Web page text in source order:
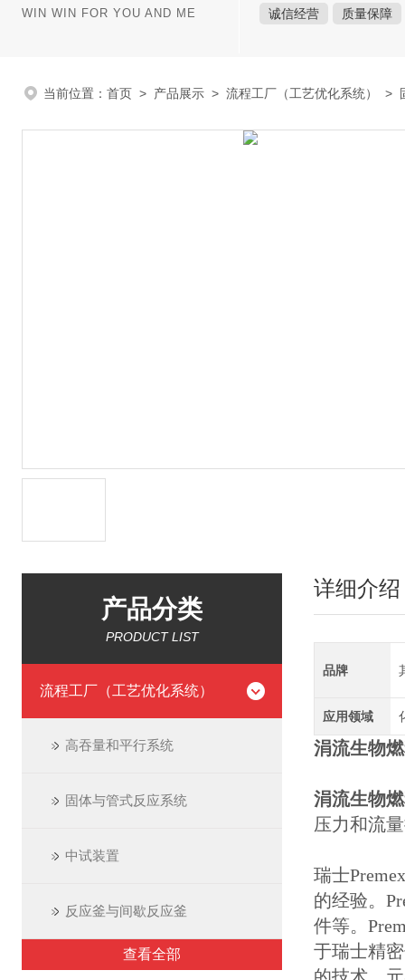
WIN WIN FOR YOU AND ME 诚信经营 质量保障
当前位置： 首页 > 产品展示 > 流程工厂（工艺优化系统） >
产品分类
PRODUCT LIST
流程工厂（工艺优化系统）
高吞量和平行系统
固体与管式反应系统
中试装置
反应釜与间歇反应釜
查看全部
详细介绍
品牌
应用领域
涓流生物
涓流生物
压力和流
瑞士
的经验。
件等。
于瑞士精